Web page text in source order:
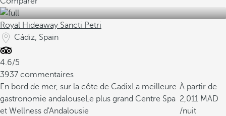
Royal Hideaway Sancti Petri
Cádiz, Spain
4.6/5
3937 commentaires
En bord de mer, sur la côte de CadixLa meilleure
gastronomie andalouseLe plus grand Centre Spa
et Wellness d'Andalousie
À partir de
2,011
/nuit